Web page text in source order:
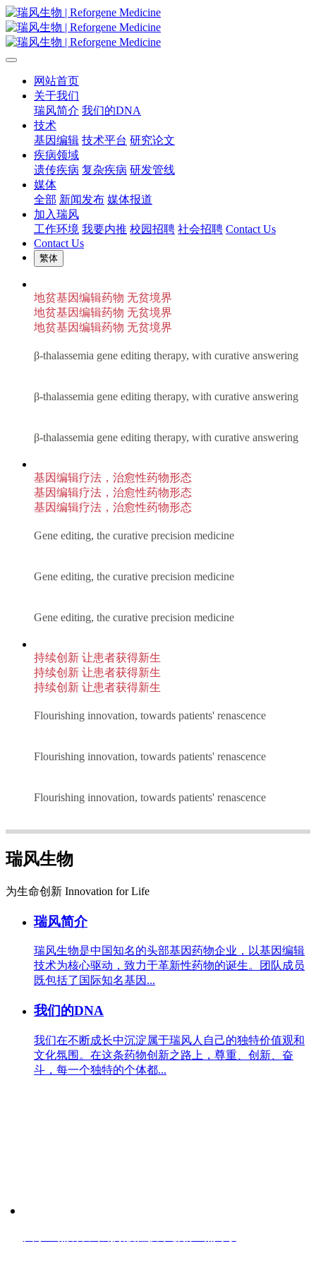
网站首页
关于我们
瑞风简介 我们的DNA
技术
基因编辑 技术平台 研究论文
疾病领域
遗传疾病 复杂疾病 研发管线
媒体
全部 新闻发布 媒体报道
加入瑞风
工作环境 我要内推 校园招聘 社会招聘 Contact Us
Contact Us
繁体
地贫基因编辑药物 无贫境界
地贫基因编辑药物 无贫境界
地贫基因编辑药物 无贫境界
β-thalassemia gene editing therapy, with curative answering
β-thalassemia gene editing therapy, with curative answering
β-thalassemia gene editing therapy, with curative answering
基因编辑疗法，治愈性药物形态
基因编辑疗法，治愈性药物形态
基因编辑疗法，治愈性药物形态
Gene editing, the curative precision medicine
Gene editing, the curative precision medicine
Gene editing, the curative precision medicine
持续创新 让患者获得新生
持续创新 让患者获得新生
持续创新 让患者获得新生
Flourishing innovation, towards patients' renascence
Flourishing innovation, towards patients' renascence
Flourishing innovation, towards patients' renascence
瑞风生物
为生命创新 Innovation for Life
瑞风简介
瑞风生物是中国知名的头部基因药物企业，以基因编辑
技术为核心驱动，致力于革新性药物的诞生。团队成员
既包括了国际知名基因...
我们的DNA
我们在不断成长中沉淀属于瑞风人自己的独特价值观和
文化氛围。在这条药物创新之路上，尊重、创新、奋
斗，每一个独特的个体都...